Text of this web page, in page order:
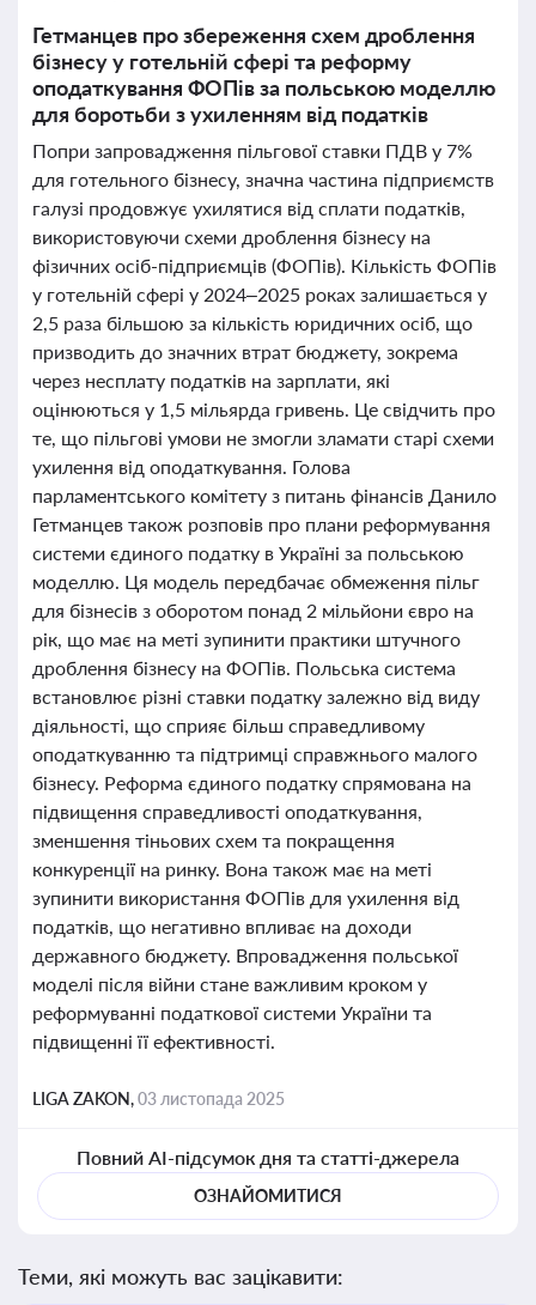
Гетманцев про збереження схем дроблення
бізнесу у готельній сфері та реформу
оподаткування ФОПів за польською моделлю
для боротьби з ухиленням від податків
Попри запровадження пільгової ставки ПДВ у 7%
для готельного бізнесу, значна частина підприємств
галузі продовжує ухилятися від сплати податків,
використовуючи схеми дроблення бізнесу на
фізичних осіб-підприємців (ФОПів). Кількість ФОПів
у готельній сфері у 2024–2025 роках залишається у
2,5 раза більшою за кількість юридичних осіб, що
призводить до значних втрат бюджету, зокрема
через несплату податків на зарплати, які
оцінюються у 1,5 мільярда гривень. Це свідчить про
те, що пільгові умови не змогли зламати старі схеми
ухилення від оподаткування. Голова
парламентського комітету з питань фінансів Данило
Гетманцев також розповів про плани реформування
системи єдиного податку в Україні за польською
моделлю. Ця модель передбачає обмеження пільг
для бізнесів з оборотом понад 2 мільйони євро на
рік, що має на меті зупинити практики штучного
дроблення бізнесу на ФОПів. Польська система
встановлює різні ставки податку залежно від виду
діяльності, що сприяє більш справедливому
оподаткуванню та підтримці справжнього малого
бізнесу. Реформа єдиного податку спрямована на
підвищення справедливості оподаткування,
зменшення тіньових схем та покращення
конкуренції на ринку. Вона також має на меті
зупинити використання ФОПів для ухилення від
податків, що негативно впливає на доходи
державного бюджету. Впровадження польської
моделі після війни стане важливим кроком у
реформуванні податкової системи України та
підвищенні її ефективності.
LIGA ZAKON,03 листопада 2025
Повний AI-підсумок дня та статті-джерела
ОЗНАЙОМИТИСЯ
Теми, які можуть вас зацікавити: